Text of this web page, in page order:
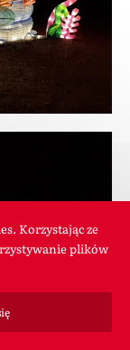
Korzystając ze
plików